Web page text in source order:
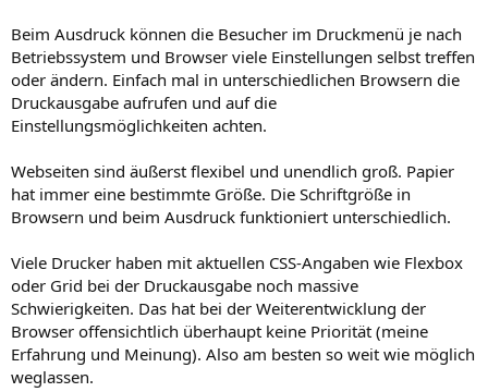
Beim Ausdruck können die Besucher im Druckmenü je nach
Betriebssystem und Browser viele Einstellungen selbst treffen
oder ändern. Einfach mal in unterschiedlichen Browsern die
Druckausgabe aufrufen und auf die
Einstellungsmöglichkeiten achten.
Webseiten sind äußerst flexibel und unendlich groß. Papier
hat immer eine bestimmte Größe. Die Schriftgröße in
Browsern und beim Ausdruck funktioniert unterschiedlich.
Viele Drucker haben mit aktuellen CSS-Angaben wie Flexbox
oder Grid bei der Druckausgabe noch massive
Schwierigkeiten. Das hat bei der Weiterentwicklung der
Browser offensichtlich überhaupt keine Priorität (meine
Erfahrung und Meinung). Also am besten so weit wie möglich
weglassen.